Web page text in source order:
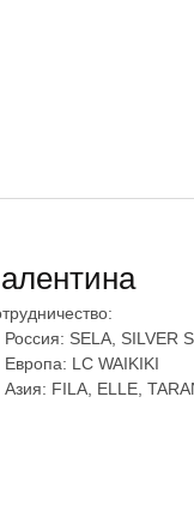
Россия: SELA, SILVER
Европа: LC WAIKIKI
Азия: FILA, ELLE,